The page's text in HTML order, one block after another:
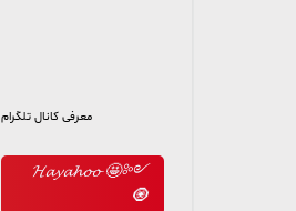
معرفی کانال تلگرام
༺🤩 𝓗𝓪𝔂𝓪𝓱𝓸𝓸
🧿